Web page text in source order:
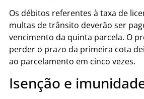
Os débitos referentes à taxa de
multas de trânsito deverão ser
vencimento da quinta parcela. O
perder o prazo da primeira cota
ao parcelamento em cinco vezes.
Isenção e